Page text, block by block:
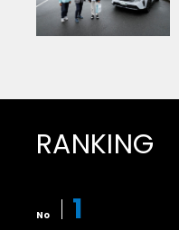
RANKING
No 1